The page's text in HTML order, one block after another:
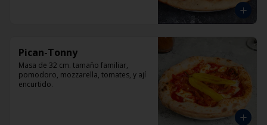
Pican-Tonny
Masa de 32 cm. tamaño familiar,
pomodoro, mozzarella, tomates, y ají
encurtido.